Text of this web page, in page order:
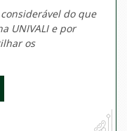
do que
UNIVALI e por
os